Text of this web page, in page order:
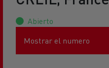
Abierto
Mostrar el numero